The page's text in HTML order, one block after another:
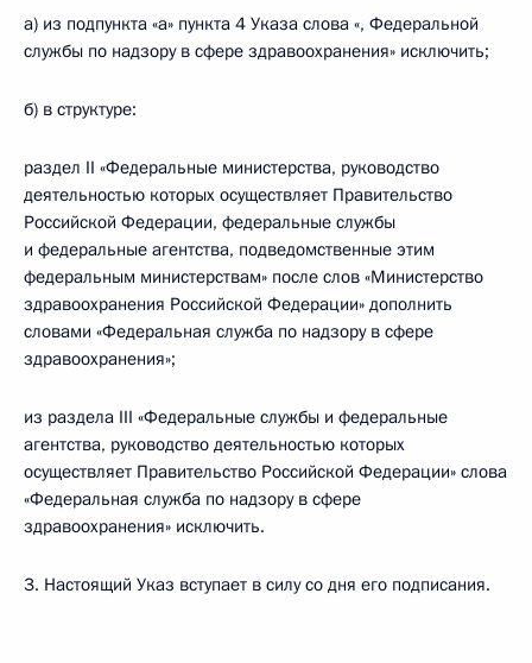
а) из подпункта «а» пункта 4 Указа слова «, Федеральной
службы по надзору в сфере здравоохранения» исключить;
б) в структуре:
раздел II «Федеральные министерства, руководство
деятельностью которых осуществляет Правительство
Российской Федерации, федеральные службы
и федеральные агентства, подведомственные этим
федеральным министерствам» после слов «Министерство
здравоохранения Российской Федерации» дополнить
словами «Федеральная служба по надзору в сфере
здравоохранения»;
из раздела III «Федеральные службы и федеральные
агентства, руководство деятельностью которых
осуществляет Правительство Российской Федерации» слова
«Федеральная служба по надзору в сфере
здравоохранения» исключить.
3. Настоящий Указ вступает в силу со дня его подписания.